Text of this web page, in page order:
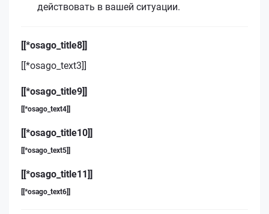
действовать в вашей ситуации.
[[*osago_title8]]
[[*osago_text3]]
[[*osago_title9]]
[[*osago_text4]]
[[*osago_title10]]
[[*osago_text5]]
[[*osago_title11]]
[[*osago_text6]]